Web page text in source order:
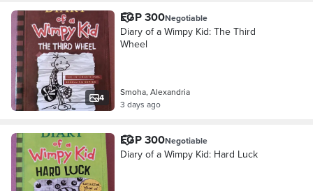
4
EGP 300Negotiable
Diary of a Wimpy Kid: The Third
Wheel
Smoha, Alexandria
3 days ago
EGP 300Negotiable
Diary of a Wimpy Kid: Hard Luck